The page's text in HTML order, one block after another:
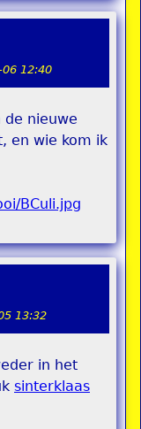
06 12:40
nieuwe
en wie kom ik
13:32
in het
sinterklaas